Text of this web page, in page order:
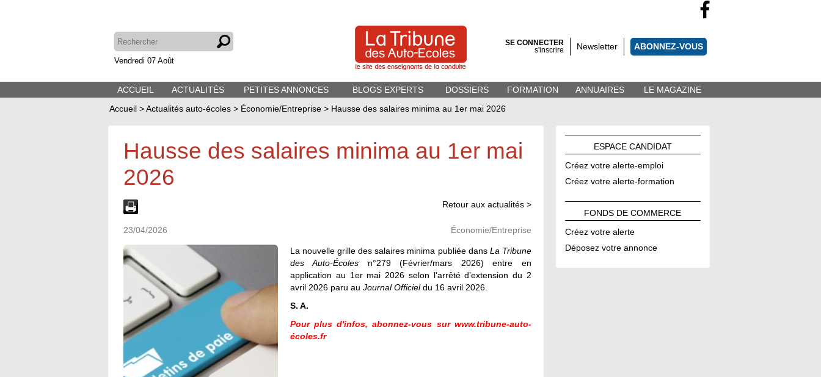
Vendredi 07 Août
SE CONNECTER
s'inscrire
Newsletter ABONNEZ-VOUS
ACCUEIL ACTUALITÉS PETITES ANNONCES BLOGS EXPERTS DOSSIERS FORMATION ANNUAIRES
LE MAGAZINE
Accueil >Actualités auto-écoles > Économie/Entreprise > Hausse des salaires minima au 1er mai 2026
ESPACE CANDIDAT
Créez votre alerte-emploi
Créez votre alerte-formation
FONDS DECOMMERCE
Créez votre alerte
Déposez votre annonce
Hausse des salaires minima au 1er mai
2026
Retour aux actualités >
23/04/2026 Économie/Entreprise
La nouvelle grille des salaires minima publiée dans La Tribune
des Auto-Écoles n°279 (Février/mars 2026) entre en
application au 1er mai 2026 selon l’arrêté d’extension du 2
avril 2026 paru au Journal Officieldu 16 avril 2026.
S. A.
Pour plus d'infos, abonnez-vous sur www.tribune-auto-
écoles.fr